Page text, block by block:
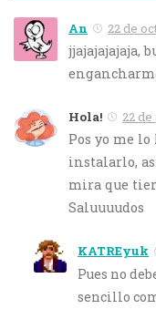
An 22 de
jjajajajajaja,
Hola! 22
Pos yo me lo
instalarlo,
mira que
Saluuuudos
KATREyuk
Pues no
sencillo